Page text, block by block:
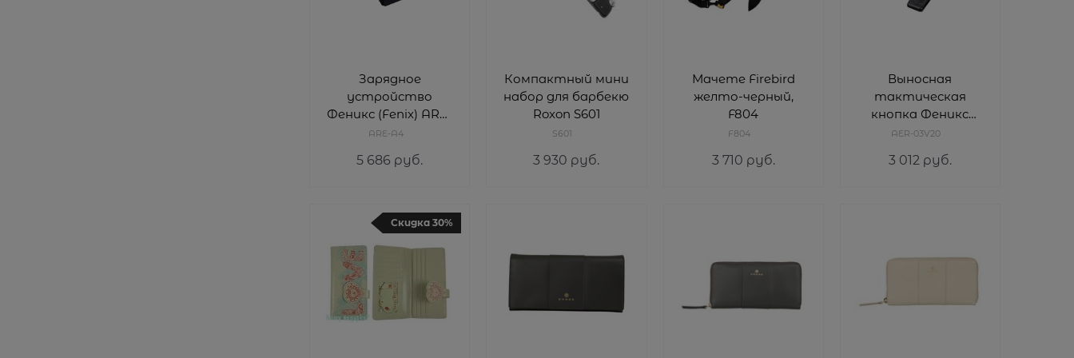
Зарядное
устройство
Феникс (Fenix) ARE-
A4
ARE-A4
5 686 руб.
Компактный мини
набор для барбекю
Roxon S601
S601
3 930 руб.
Мачете Firebird
желто-черный,
F804
F804
3 710 руб.
Выносная
тактическая
кнопка Феникс
(Fenix) AER-03 V2.0
AER-03V20
3 012 руб.
Скидка 30%